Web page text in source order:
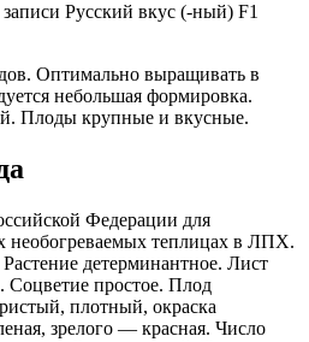
записи Русский вкус (-ный) F1
Оптимально выращивать в
небольшая формировка.
Плоды крупные и вкусные.
Федерации для
необогреваемых теплицах в ЛПХ.
детерминантное. Лист
Соцветие простое. Плод
плотный, окраска
зрелого — красная. Число